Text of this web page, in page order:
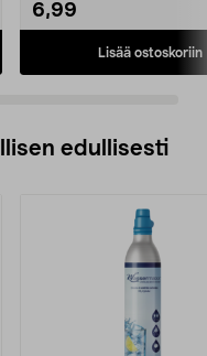
6,99
Lisää ostoskoriin
edullisesti